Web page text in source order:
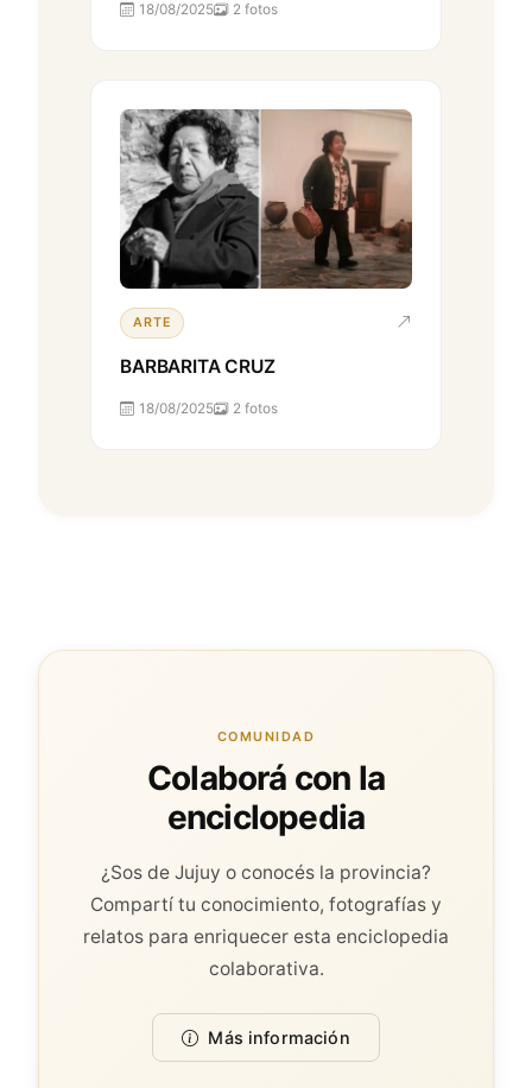
18/08/2025 2 fotos
ARTE
BARBARITA CRUZ
18/08/2025 2 fotos
COMUNIDAD
Colaborá con la
enciclopedia
¿Sos de Jujuy o conocés la provincia?
Compartí tu conocimiento, fotografías y
relatos para enriquecer esta enciclopedia
colaborativa.
Más información